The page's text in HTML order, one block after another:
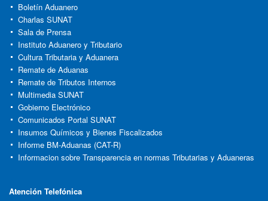
Boletín Aduanero
Charlas SUNAT
Sala de Prensa
Instituto Aduanero y Tributario
Cultura Tributaria y Aduanera
Remate de Aduanas
Remate de Tributos Internos
Multimedia SUNAT
Gobierno Electrónico
Comunicados Portal SUNAT
Insumos Químicos y Bienes Fiscalizados
Informe BM-Aduanas (CAT-R)
Informacion sobre Transparencia en normas Tributarias y Aduaneras
Atención Telefónica